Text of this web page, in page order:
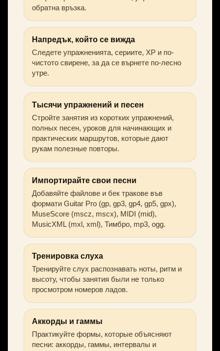
обратна връзка.
Напредък, който се вижда
Следете упражненията, сериите, XP и по-
чистото свирене, за да се върнете по-лесно
утре.
Тысячи упражнений и песен
Стройте занятия из коротких упражнений,
полных песен, уроков для начинающих и
практических маршрутов, которые дают
рукам полезные повторы.
Импортирайте свои песни
Добавяйте файлове и бек тракове във
формати Guitar Pro (gp, gp3, gp4, gp5, gpx),
MuseScore (mscz, mscx), MIDI (mid),
MusicXML (mxl, xml), Тимбро, mp3, ogg.
Тренировка слуха
Тренируйте слух распознавать ноты, ритм и
высоту, чтобы занятия были не только
просмотром номеров ладов.
Аккорды и гаммы
Практикуйте формы, которые объясняют
песни: аккорды, гаммы, интервалы и